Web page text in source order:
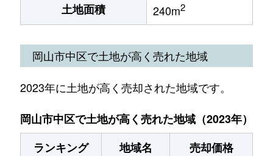
土地面積
240m2
岡山市中区で土地が高く売れた地域
2023年に土地が高く売却された地域です。
岡山市中区で土地が高く売れた地域（2023年）
ランキング
地域名
売却価格